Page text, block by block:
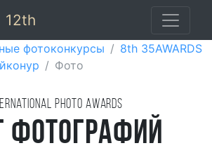
12th
фотоконкурсы
8th 35AWARDS
Фото
photo awards
фотографий